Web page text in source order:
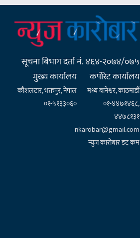
सूचना बिभाग दर्ता नं. ४६४-२०७४/०७५
मुख्य कार्यालय
कौशलटार, भक्तपुर, नेपाल
०१-५१३३०६०
कर्पाेरेट कार्यालय
मध्य बानेश्वर, काठमाडौँ
०१-४४७१४६८,
४४७८१३१
nkarobar@gmail.com
न्युज कारोबार डट कम